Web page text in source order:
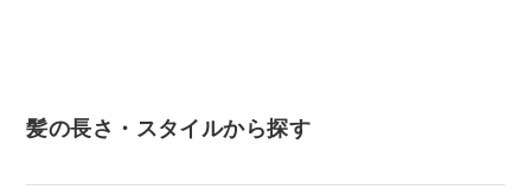
髪の長さ・スタイルから探す